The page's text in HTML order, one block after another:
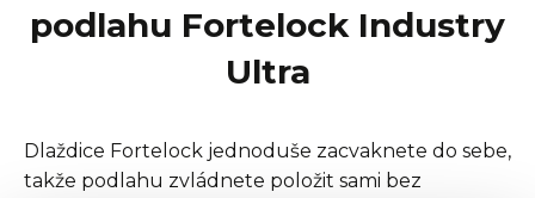
podlahu Fortelock Industry
Ultra
Dlaždice Fortelock jednoduše zacvaknete do sebe,
takže podlahu zvládnete položit sami bez